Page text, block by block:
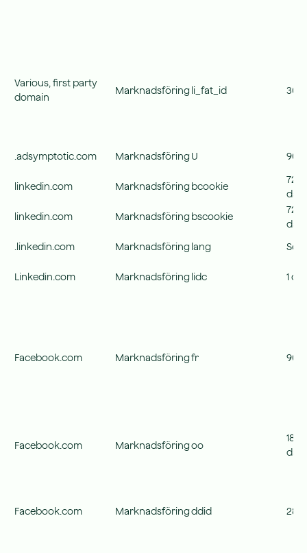
Various, first party
domain
Marknadsföring li_fat_id 30
.adsymptotic.com MarknadsföringU 90
linkedin.com Marknadsföring bcookie
720
linkedin.com Marknadsföring bscookie
720
.linkedin.com Marknadsföring lang
Linkedin.com Marknadsföring lidc 1
Facebook.com Marknadsföringfr 90
Facebook.com Marknadsföringoo
1800
Facebook.com Marknadsföringddid 28